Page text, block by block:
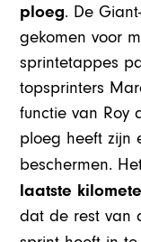
ploeg. De
gekomen voor
sprintetappes
topsprinters
functie van Roy
ploeg heeft zijn
beschermen.
laatste
dat de rest van